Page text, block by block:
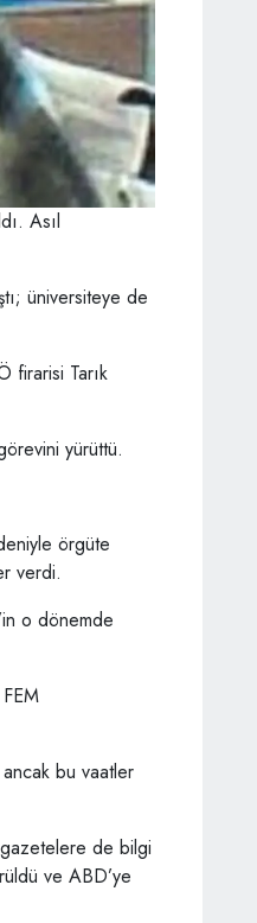
Asıl
üniversiteye de
firarisi Tarık
yürüttü.
örgüte
verdi.
o dönemde
bu vaatler
de bilgi
ve ABD’ye